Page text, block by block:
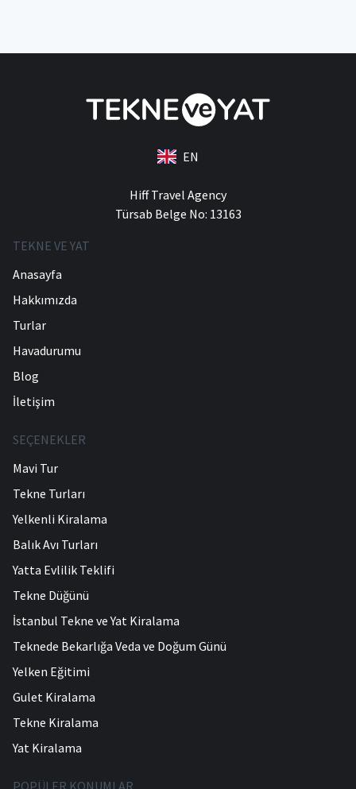
EN
Hiff Travel Agency
Türsab Belge No: 13163
TEKNE VE YAT
Anasayfa
Hakkımızda
Turlar
Havadurumu
Blog
İletişim
SEÇENEKLER
Mavi Tur
Tekne Turları
Yelkenli Kiralama
Balık Avı Turları
Yatta Evlilik Teklifi
Tekne Düğünü
İstanbul Tekne ve Yat Kiralama
Teknede Bekarlığa Veda ve Doğum Günü
Yelken Eğitimi
Gulet Kiralama
Tekne Kiralama
Yat Kiralama
POPÜLER KONUMLAR